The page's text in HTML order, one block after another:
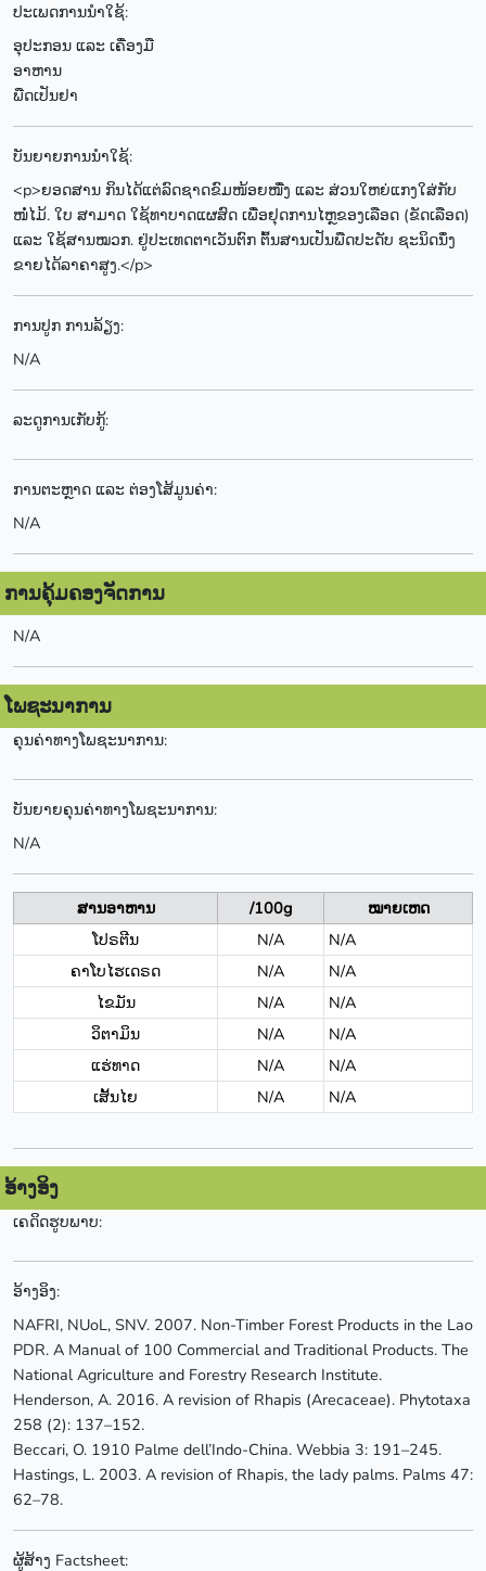
ປະເພດການນຳໃຊ້:
ອຸປະກອນ ແລະ ເຄື່ອງມື
ອາຫານ
ພືດເປັນຢາ
ບັນຍາຍການນຳໃຊ້:
<p>ຍອດສານ ກິນໄດ້ແຕ່ລົດຊາດຂົມໜ້ອຍໜື່ງ ແລະ ສ່ວນໃຫຍ່ແກງໃສ່ກັບ
ໜໍ່ໄມ້. ໃບ ສາມາດ ໃຊ້ທາບາດແຜສົດ ເພື່ອຢຸດການໄຫຼຂອງເລືອດ (ຂັດເລືອດ)
ແລະ ໃຊ້ສານໝວກ. ຢູ່ປະເທດຕາເວັນຕົກ ຕົ້ນສານເປັນພືດປະດັບ ຊະນິດນຶ່ງ
ຂາຍໄດ້ລາຄາສູງ.</p>
ການປູກ ການລ້ຽງ:
N/A
ລະດູການເກັບກູ້:
ການຕະຫຼາດ ແລະ ຕ່ອງໂສ້ມູນຄ່າ:
N/A
ການຄຸ້ມຄອງຈັດການ
N/A
ໂພຊະນາການ
ຄຸນຄ່າທາງໂພຊະນາການ:
ບັນຍາຍຄຸນຄ່າທາງໂພຊະນາການ:
N/A
ສານອາຫານ /100g
ໝາຍເຫດ
ໂປຣຕີນ
N/A
N/A
ຄາໂບໄຮເດຣດ
N/A
N/A
ໄຂມັນ
N/A
N/A
ວິຕາມິນ
N/A
N/A
ແຮ່ທາດ
N/A
N/A
ເສັ້ນໄຍ
N/A N/A
ອ້າງອິງ
ເຄດິດຮູບພາບ:
ອ້າງອິງ:
NAFRI, NUoL, SNV. 2007. Non-Timber Forest Products in the Lao
PDR. A Manual of 100 Commercial and Traditional Products. The
National Agriculture and Forestry Research Institute.
Henderson, A. 2016. A revision of Rhapis (Arecaceae). Phytotaxa
258 (2): 137–152.
Beccari, O. 1910 Palme dell’Indo-China. Webbia 3: 191–245.
Hastings, L. 2003. A revision of Rhapis, the lady palms. Palms 47:
62–78.
ຜູ້ສ້າງ Factsheet: